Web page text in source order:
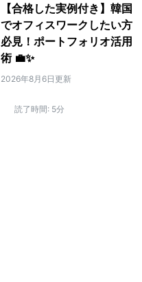
【合格した実例付き】韓国
でオフィスワークしたい方
必見！ポートフォリオ活用
術 💼✨
2026年8月6日更新
読了時間: 5分